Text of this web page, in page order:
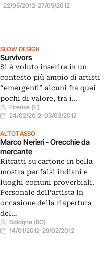
22/05/2012–27/05/2012
SLOW DESIGN
Survivors
Si è voluto inserire in un
contesto più ampio di artisti
“emergenti” alcuni fra quei
pochi di valore, tra i…
Firenze (FI)
24/02/2012–03/03/2012
ALTOTASSO
Marco Nerieri - Orecchie da
mercante
Ritratti su cartone in bella
mostra per falsi indiani e
luoghi comuni proverbiali.
Personale dell’artista in
occasione della riapertura
del…
Bologna (BO)
14/01/2012–29/02/2012